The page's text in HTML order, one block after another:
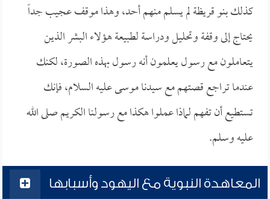
كذلك بنو قريظة لم يسلم منهم أحد، وهذا موقف عجيب جداً
يحتاج إلى وقفة وتحليل ودراسة لطبيعة هؤلاء البشر الذين
يتعاملون مع رسول يعلمون أنه رسول بهذه الصورة، لكنك
عندما تراجع قصتهم مع سيدنا موسى عليه السلام، فإنك
تستطيع أن تفهم لماذا عملوا هكذا مع رسولنا الكريم صلى الله
عليه وسلم.
المعاهدة النبوية مع اليهود وأسبابها